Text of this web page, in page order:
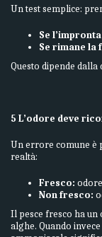
Un test semplice:
Se
Se rimane la
Questo dipende
5 L’odore deve
Un errore comune è
realtà:
Fresco:
Non fresco:
Il pesce fresco ha un
alghe. Quando